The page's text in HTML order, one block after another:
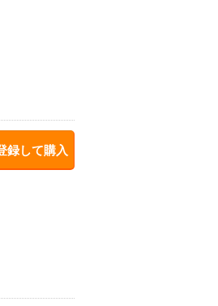
録して購入